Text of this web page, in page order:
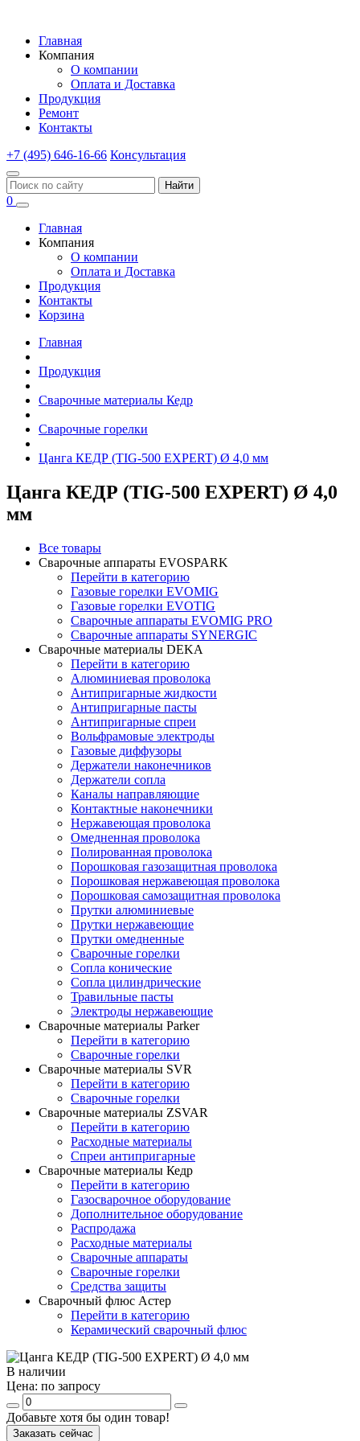
Главная
Компания
О компании
Оплата и Доставка
Продукция
Ремонт
Контакты
+7 (495) 646-16-66 Консультация
Найти
0
Главная
Компания
О компании
Оплата и Доставка
Продукция
Контакты
Корзина
Главная
Продукция
Сварочные материалы Кедр
Сварочные горелки
Цанга КЕДР (TIG-500 EXPERT) Ø 4,0 мм
Цанга КЕДР (TIG-500 EXPERT) Ø 4,0
мм
Все товары
Сварочные аппараты EVOSPARK
Перейти в категорию
Газовые горелки EVOMIG
Газовые горелки EVOTIG
Сварочные аппараты EVOMIG PRO
Сварочные аппараты SYNERGIC
Сварочные материалы DEKA
Перейти в категорию
Алюминиевая проволока
Антипригарные жидкости
Антипригарные пасты
Антипригарные спреи
Вольфрамовые электроды
Газовые диффузоры
Держатели наконечников
Держатели сопла
Каналы направляющие
Контактные наконечники
Нержавеющая проволока
Омедненная проволока
Полированная проволока
Порошковая газозащитная проволока
Порошковая нержавеющая проволока
Порошковая самозащитная проволока
Прутки алюминиевые
Прутки нержавеющие
Прутки омедненные
Сварочные горелки
Сопла конические
Сопла цилиндрические
Травильные пасты
Электроды нержавеющие
Сварочные материалы Parker
Перейти в категорию
Сварочные горелки
Сварочные материалы SVR
Перейти в категорию
Сварочные горелки
Сварочные материалы ZSVAR
Перейти в категорию
Расходные материалы
Спреи антипригарные
Сварочные материалы Кедр
Перейти в категорию
Газосварочное оборудование
Дополнительное оборудование
Распродажа
Расходные материалы
Сварочные аппараты
Сварочные горелки
Средства защиты
Сварочный флюс Астер
Перейти в категорию
Керамический сварочный флюс
В наличии
Цена: по запросу
Добавьте хотя бы один товар!
Заказать сейчас